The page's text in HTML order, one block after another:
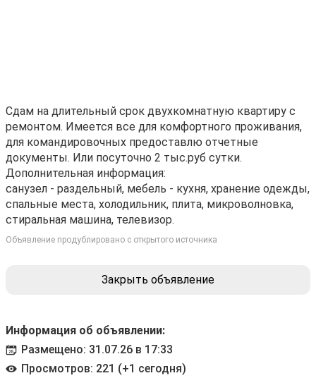
Сдам на длительный срок двухкомнатную квартиру с
ремонтом. Имеется все для комфортного проживания,
для командировочных предоставлю отчетные
документы. Или посуточно 2 тыс.руб сутки.
Дополнительная информация:
санузел - раздельный, мебель - кухня, хранение одежды,
спальные места, холодильник, плита, микроволновка,
стиральная машина, телевизор.
Объявление продублировано с открытого источника
Закрыть объявление
Информация об объявлении:
Размещено: 31.07.26 в 17:33
Просмотров: 221 (+1 сегодня)